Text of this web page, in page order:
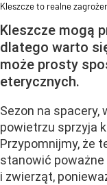
Kleszcze to realne
Kleszcze mogą
dlatego warto
może prosty
eterycznych.
Sezon na
powietrzu sprzyja
Przypomnijmy, że
stanowić poważne
i zwierząt,